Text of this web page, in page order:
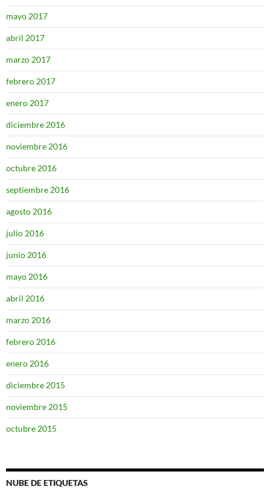
mayo 2017
abril 2017
marzo 2017
febrero 2017
enero 2017
diciembre 2016
noviembre 2016
octubre 2016
septiembre 2016
agosto 2016
julio 2016
junio 2016
mayo 2016
abril 2016
marzo 2016
febrero 2016
enero 2016
diciembre 2015
noviembre 2015
octubre 2015
NUBE DE ETIQUETAS